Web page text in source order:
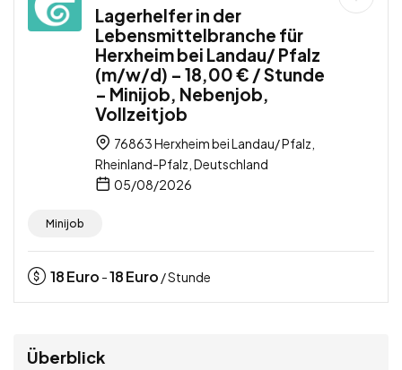
Lagerhelfer in der
Lebensmittelbranche für
Herxheim bei Landau/ Pfalz
(m/w/d) – 18,00 € / Stunde
– Minijob, Nebenjob,
Vollzeitjob
76863 Herxheim bei Landau/ Pfalz,
Rheinland-Pfalz, Deutschland
05/08/2026
Minijob
18Euro -18Euro / Stunde
Überblick